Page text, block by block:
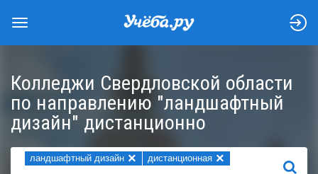
Колледжи Свердловской области
по направлению "ландшафтный
дизайн" дистанционно
ландшафтный дизайн × дистанционная ×
НАЙТИ